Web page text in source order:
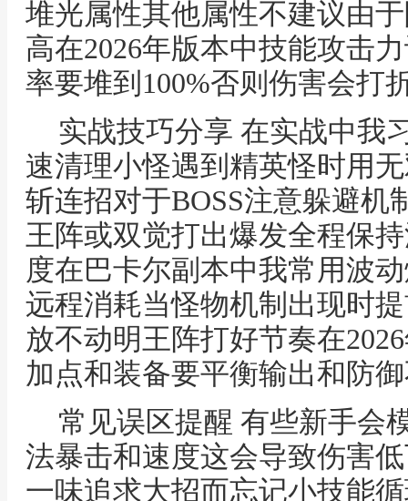
堆光属性其他属性不建议由
高在2026年版本中技能攻击
率要堆到100%否则伤害会打
实战技巧分享 在实战中我
速清理小怪遇到精英怪时用
斩连招对于BOSS注意躲避机
王阵或双觉打出爆发全程保
度在巴卡尔副本中我常用波
远程消耗当怪物机制出现时
放不动明王阵打好节奏在
加点和装备要平衡输出和防
常见误区提醒 有些新手会
法暴击和速度这会导致伤害
一味追求大招而忘记小技能